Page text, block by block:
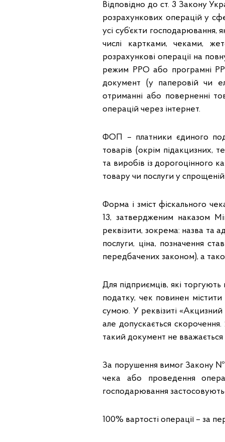
Відповідно до ст. 3 Закону
розрахункових операцій у
усі суб’єкти господарювання,
числі картками, чеками,
розрахункові операції на
режим РРО або програмні
документ (у паперовій чи
отриманні або поверненні
операцій через інтернет.
ФОП – платники єдиного
товарів (окрім підакцизних,
та виробів із дорогоцінного
товару чи послуги у
Форма і зміст фіскального
13, затвердженим наказом
реквізити, зокрема: назва та
послуги, ціна, позначення
передбачених законом), а
Для підприємців, які
податку, чек повинен
сумою. У реквізиті «Акцизний
але допускається
такий документ не
За порушення вимог Закону №
чека або проведення
господарювання
100% вартості операції – за